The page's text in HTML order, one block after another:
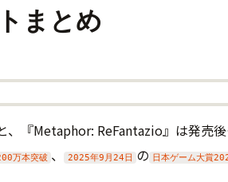
まとめ
『Metaphor: ReFantazio』は発売
万本突破 、 2025年9月24日 の 日本ゲーム大賞